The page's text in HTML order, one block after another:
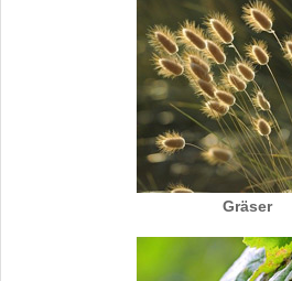
Gräser